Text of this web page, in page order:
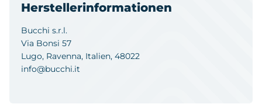
Herstellerinformationen
Bucchi s.r.l.
Via Bonsi 57
Lugo, Ravenna, Italien, 48022
info@bucchi.it